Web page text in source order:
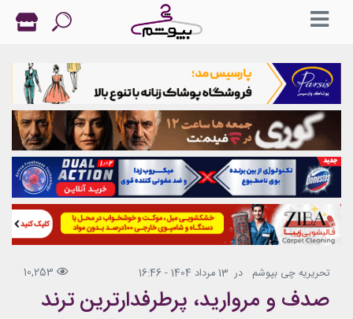
تحریریه چی بپوشم در 13 مرداد 1404 - 16:46 10,253
صدف و مروارید، پرطرفدارترین ترند